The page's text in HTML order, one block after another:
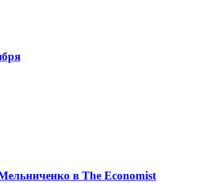
в The Economist